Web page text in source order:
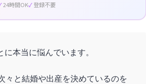
24時間OK 登録不要
本当に悩んでいます。
々と結婚や出産を決めているのを